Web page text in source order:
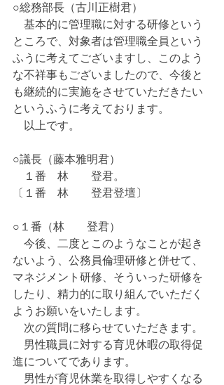
○総務部長（古川正樹君）
基本的に管理職に対する研修という
ところで、対象者は管理職全員という
ふうに考えてございますし、このよう
な不祥事もございましたので、今後と
も継続的に実施をさせていただきたい
というふうに考えております。
以上です。
○議長（藤本雅明君）
１番　林　　登君。
〔１番　林　　登君登壇〕
○１番（林　　登君）
今後、二度とこのようなことが起き
ないよう、公務員倫理研修と併せて、
マネジメント研修、そういった研修を
したり、精力的に取り組んでいただく
ようお願いをいたします。
次の質問に移らせていただきます。
男性職員に対する育児休暇の取得促
進についてであります。
男性が育児休業を取得しやすくなる